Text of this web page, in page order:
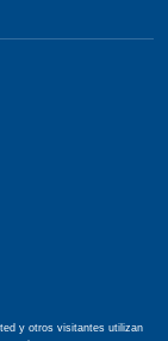
y otros visitantes utilizan